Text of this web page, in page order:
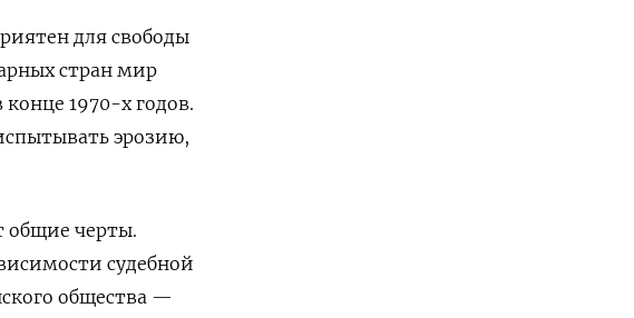
для свободы
стран мир
1970-х годов.
эрозию,
общие черты.
судебной
общества —